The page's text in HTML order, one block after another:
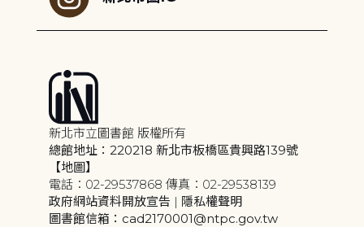
新北市立圖書館 版權所有
總館地址：220218 新北市板橋區貴興路139號
【地圖】
電話：02-29537868 傳真：02-29538139
政府網站資料開放宣告 | 隱私權聲明
圖書館信箱：cad2170001@ntpc.gov.tw